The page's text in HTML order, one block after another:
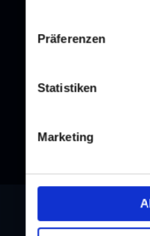
Präferenzen
Statistiken
Marketing
Subscribe to our